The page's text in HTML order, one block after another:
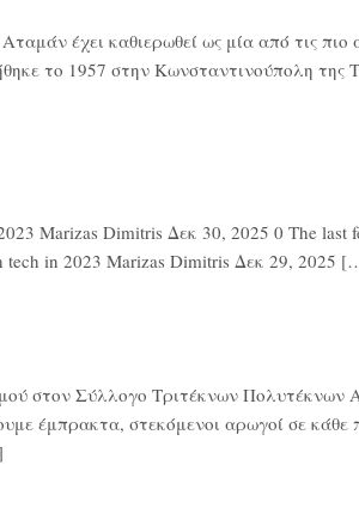
έχει καθιερωθεί ως μία από τις
το 1957 στην Κωνσταντινούπολη
Marizas Dimitris Δεκ 30, 2025 0 The
tech in 2023 Marizas Dimitris Δεκ 29, 2025
στον Σύλλογο Τριτέκνων Πολυτέκνων
έμπρακτα, στεκόμενοι αρωγοί σε